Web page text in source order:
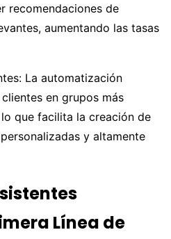
recomendaciones de
aumentando las tasas
La automatización
en grupos más
que facilita la creación de
y altamente
Línea de